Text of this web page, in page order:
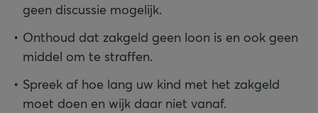
geen discussie mogelijk.
Onthoud dat zakgeld geen loon is en ook geen
middel om te straffen.
Spreek af hoe lang uw kind met het zakgeld
moet doen en wijk daar niet vanaf.